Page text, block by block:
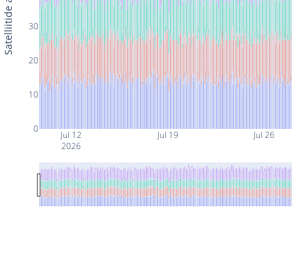
Jul 12
2026
Jul 19 Jul 26
0
10
20
30
Satelliitide arv